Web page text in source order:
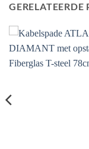
GERELATEERDE